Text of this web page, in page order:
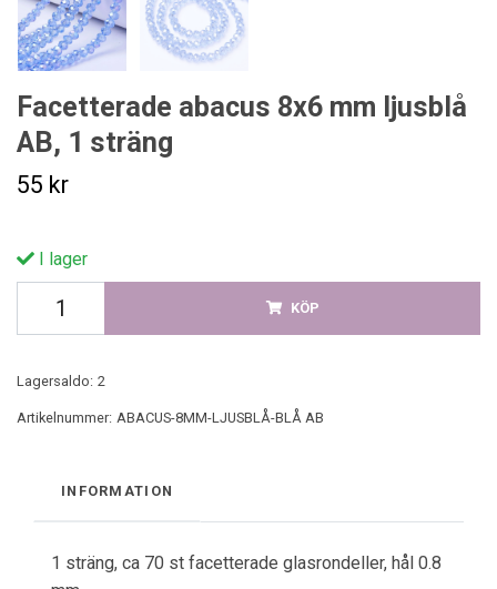
Facetterade abacus 8x6 mm ljusblå
AB, 1 sträng
55 kr
I lager
KÖP
Lagersaldo: 2
Artikelnummer: ABACUS-8MM-LJUSBLÅ-BLÅ AB
INFORMATION
1 sträng, ca 70 st facetterade glasrondeller, hål 0.8